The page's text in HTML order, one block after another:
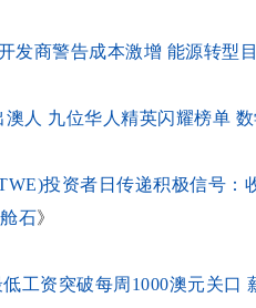
发商警告成本激增 能源转型
人 九位华人精英闪耀榜单
投资者日传递积极信号
石》
工资突破每周1000澳元关口